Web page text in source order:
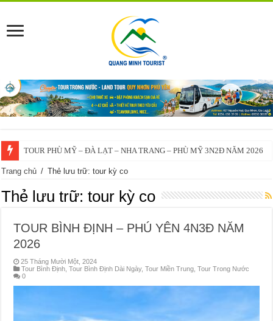
TOUR PHÙ MỸ – ĐÀ LẠT – NHA TRANG – PHÙ MỸ 3N2Đ NĂM 2026
Trang chủ / Thẻ lưu trữ: tour kỳ co
Thẻ lưu trữ:tour kỳ co
TOUR BÌNH ĐỊNH – PHÚ YÊN 4N3Đ NĂM
2026
25 Tháng Mười Một, 2024
Tour Bình Định,Tour Bình Định Dài Ngày,Tour Miền Trung,Tour Trong Nước
0